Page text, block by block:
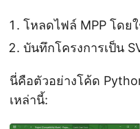
โหลดไฟล์ MPP โดย
บันทึกโครงการเป็น
นี่คือตัวอย่างโค้ด
เหล่านี้: